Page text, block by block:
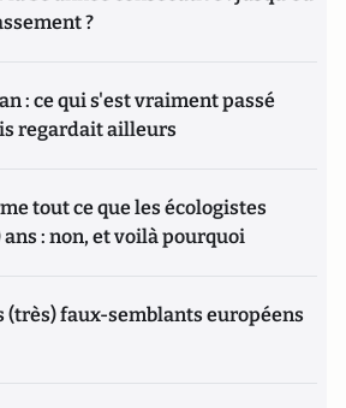
?
: ce qui s'est vraiment passé
regardait ailleurs
tout ce que les écologistes
: non, et voilà pourquoi
(très) faux-semblants européens